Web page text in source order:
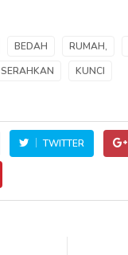
BEDAH RUMAH,
SERAHKAN KUNCI
TWITTER